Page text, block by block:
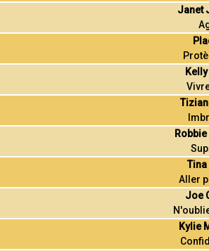
Janet
Tina
Aller
Joe
Kylie